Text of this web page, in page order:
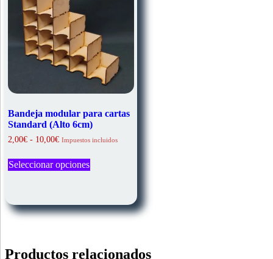
Bandeja modular para cartas
Standard (Alto 6cm)
2,00€ - 10,00€Rango
precios:
desde
Impuestos incluidos
Seleccionar opciones
Las
opciones
elegir
Productos relacionados